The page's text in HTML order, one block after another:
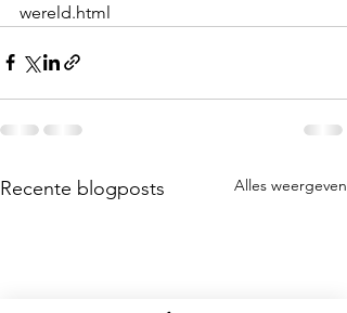
wereld.html
Recente blogposts Alles weergeven